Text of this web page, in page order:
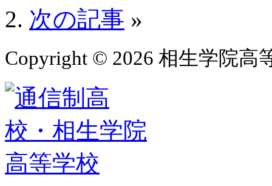
次の記事 »
Copyright © 2026 相生学院高